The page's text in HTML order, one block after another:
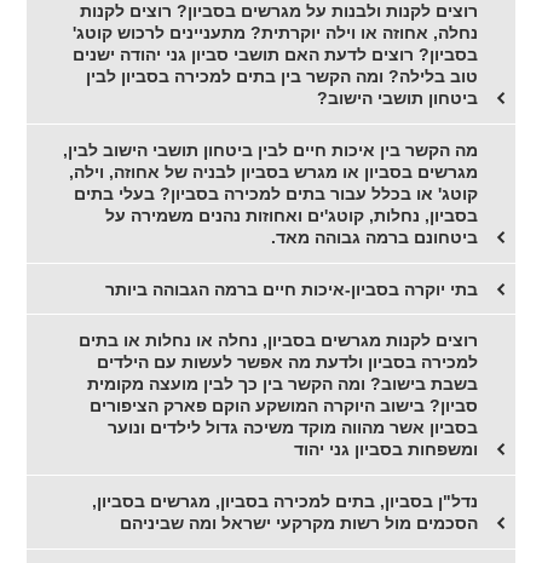
רוצים לקנות ולבנות על מגרשים בסביון? רוצים לקנות
נחלה, אחוזה או וילה יוקרתית? מתעניינים לרכוש קוטג'
בסביון? רוצים לדעת האם תושבי סביון גני יהודה ישנים
טוב בלילה? ומה הקשר בין בתים למכירה בסביון לבין
ביטחון תושבי הישוב?
מה הקשר בין איכות חיים לבין ביטחון תושבי הישוב לבין,
מגרשים בסביון או מגרש בסביון לבניה של אחוזה, וילה,
קוטג' או בכלל עבור בתים למכירה בסביון? בעלי בתים
בסביון, נחלות, קוטג'ים ואחוזות נהנים משמירה על
ביטחונם ברמה גבוהה מאד.
בתי יוקרה בסביון-איכות חיים ברמה הגבוהה ביותר
רוצים לקנות מגרשים בסביון, נחלה או נחלות או בתים
למכירה בסביון ולדעת מה אפשר לעשות עם הילדים
בשבת בישוב? ומה הקשר בין כך לבין מועצה מקומית
סביון? בישוב היוקרה המושקע הוקם פארק הציפורים
בסביון אשר מהווה מוקד משיכה גדול לילדים ונוער
ומשפחות בסביון גני יהוד
נדל"ן בסביון, בתים למכירה בסביון, מגרשים בסביון,
הסכמים מול רשות מקרקעי ישראל ומה שביניהם